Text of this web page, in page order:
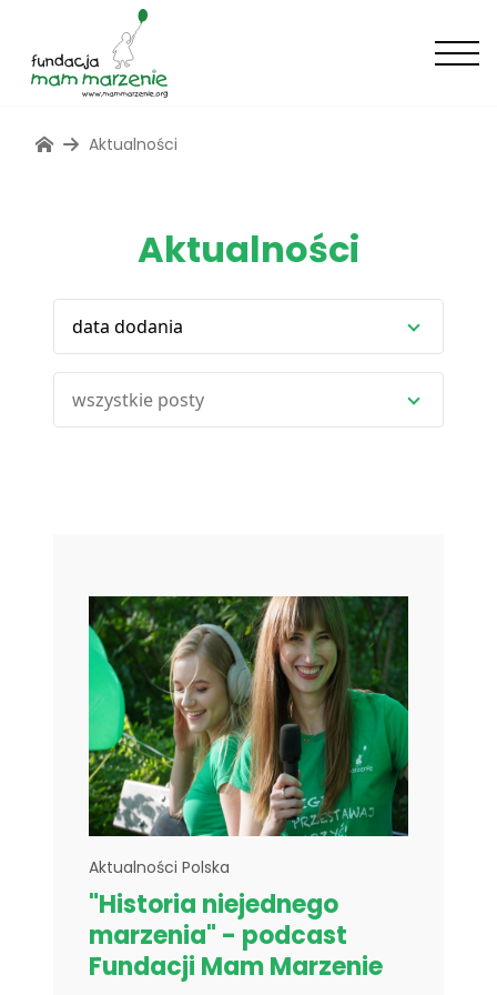
Aktualności
Aktualności
data dodania
wszystkie posty
Aktualności Polska
"Historia niejednego
marzenia" - podcast
Fundacji Mam Marzenie